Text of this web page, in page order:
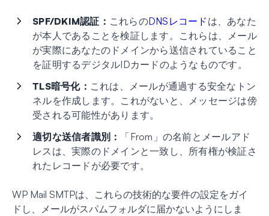
SPF/DKIM認証： これらのDNSレコード は、あなた
が本人であることを検証します。これらは、メール
が実際にあなたのドメインから送信されていること
を証明するデジタルIDカードのようなものです。
TLS暗号化： これは、メールが通過する安全なトン
ネルを作成します。これがないと、メッセージは傍
受される可能性があります。
適切な送信者識別：
「From」の名前とメールアド
レスは、実際のドメインと一致し、所有権が検証さ
れたレコードが必要です。
WP Mail SMTPは、これらの技術的な要件の設定をガイ
ドし、メールがスパムフォルダに届かないようにしま